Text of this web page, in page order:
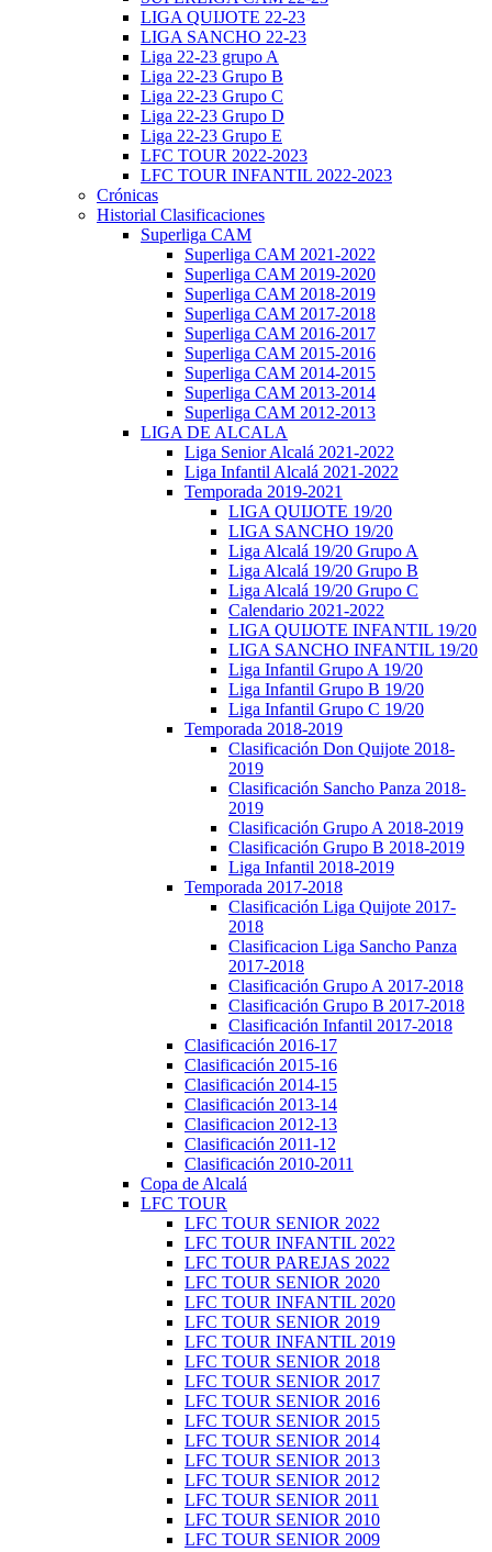
LIGA QUIJOTE 22-23
LIGA SANCHO 22-23
Liga 22-23 grupo A
Liga 22-23 Grupo B
Liga 22-23 Grupo C
Liga 22-23 Grupo D
Liga 22-23 Grupo E
LFC TOUR 2022-2023
LFC TOUR INFANTIL 2022-2023
Crónicas
Historial Clasificaciones
Superliga CAM
Superliga CAM 2021-2022
Superliga CAM 2019-2020
Superliga CAM 2018-2019
Superliga CAM 2017-2018
Superliga CAM 2016-2017
Superliga CAM 2015-2016
Superliga CAM 2014-2015
Superliga CAM 2013-2014
Superliga CAM 2012-2013
LIGA DE ALCALA
Liga Senior Alcalá 2021-2022
Liga Infantil Alcalá 2021-2022
Temporada 2019-2021
LIGA QUIJOTE 19/20
LIGA SANCHO 19/20
Liga Alcalá 19/20 Grupo A
Liga Alcalá 19/20 Grupo B
Liga Alcalá 19/20 Grupo C
Calendario 2021-2022
LIGA QUIJOTE INFANTIL 19/20
LIGA SANCHO INFANTIL 19/20
Liga Infantil Grupo A 19/20
Liga Infantil Grupo B 19/20
Liga Infantil Grupo C 19/20
Temporada 2018-2019
Clasificación Don Quijote 2018-
2019
Clasificación Sancho Panza 2018-
2019
Clasificación Grupo A 2018-2019
Clasificación Grupo B 2018-2019
Liga Infantil 2018-2019
Temporada 2017-2018
Clasificación Liga Quijote 2017-
2018
Clasificacion Liga Sancho Panza
2017-2018
Clasificación Grupo A 2017-2018
Clasificación Grupo B 2017-2018
Clasificación Infantil 2017-2018
Clasificación 2016-17
Clasificación 2015-16
Clasificación 2014-15
Clasificación 2013-14
Clasificacion 2012-13
Clasificación 2011-12
Clasificación 2010-2011
Copa de Alcalá
LFC TOUR
LFC TOUR SENIOR 2022
LFC TOUR INFANTIL 2022
LFC TOUR PAREJAS 2022
LFC TOUR SENIOR 2020
LFC TOUR INFANTIL 2020
LFC TOUR SENIOR 2019
LFC TOUR INFANTIL 2019
LFC TOUR SENIOR 2018
LFC TOUR SENIOR 2017
LFC TOUR SENIOR 2016
LFC TOUR SENIOR 2015
LFC TOUR SENIOR 2014
LFC TOUR SENIOR 2013
LFC TOUR SENIOR 2012
LFC TOUR SENIOR 2011
LFC TOUR SENIOR 2010
LFC TOUR SENIOR 2009